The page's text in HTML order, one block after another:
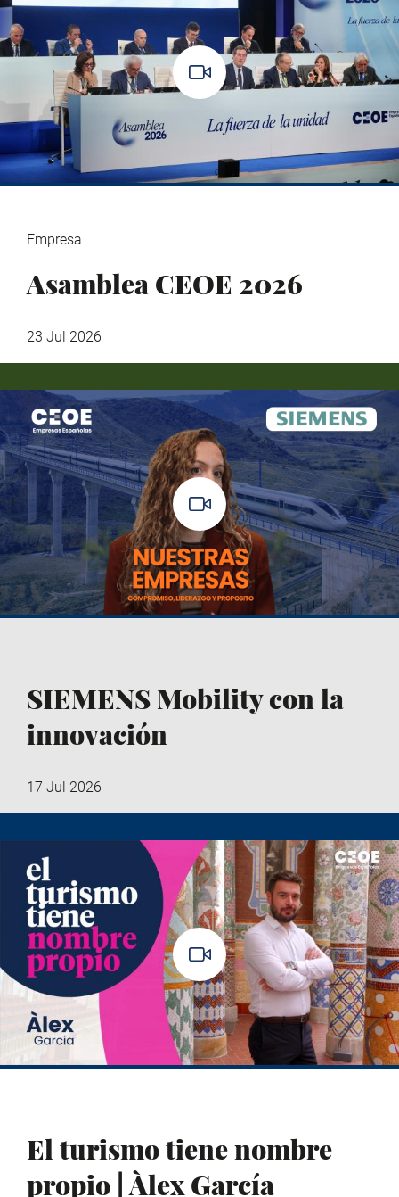
Empresa
Asamblea CEOE 2026
23 Jul 2026
SIEMENS Mobility con la
innovación
17 Jul 2026
El turismo tiene nombre
propio | Àlex García